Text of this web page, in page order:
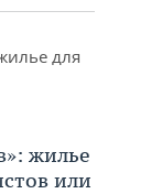
жилье
или